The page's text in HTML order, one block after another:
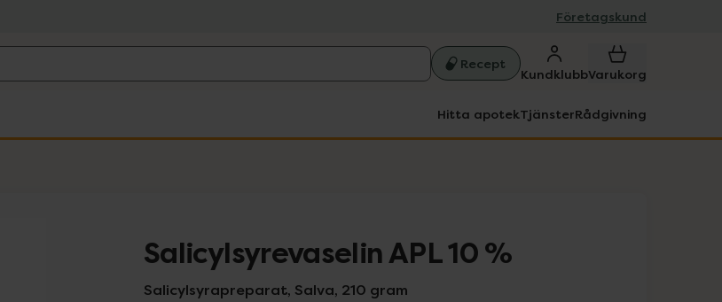
Företagskund
Recept
KundklubbVarukorg
Hitta apotekTjänsterRådgivning
Salicylsyrevaselin APL 10 %
Salicylsyrapreparat, Salva, 210 gram